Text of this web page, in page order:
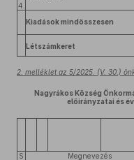
4.
Kiadások mindösszesen
Létszámkeret
2. melléklet az 5/2025. (V. 30.)
Nagyrákos Község
előirányzatai és
S
Megnevezés